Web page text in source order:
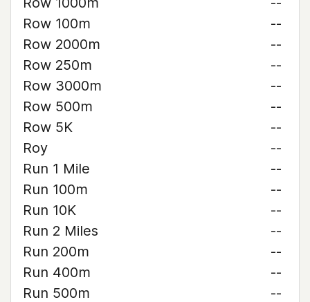
Row 100m
--
Row 2000m
--
Row 250m
--
Row 3000m
--
Row 500m
--
Row 5K
--
Roy
--
Run 1 Mile
--
Run 100m
--
Run 10K
--
Run 2 Miles
--
Run 200m
--
Run 400m
--
Run 500m
--